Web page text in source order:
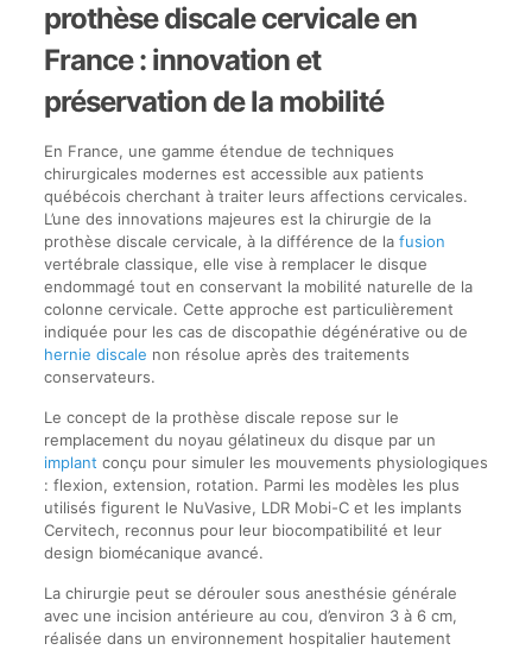
prothèse discale cervicale en
France : innovation et
préservation de la mobilité
En France, une gamme étendue de techniques
chirurgicales modernes est accessible aux patients
québécois cherchant à traiter leurs affections cervicales.
L’une des innovations majeures est la chirurgie de la
prothèse discale cervicale, à la différence de la fusion
vertébrale classique, elle vise à remplacer le disque
endommagé tout en conservant la mobilité naturelle de la
colonne cervicale. Cette approche est particulièrement
indiquée pour les cas de discopathie dégénérative ou de
hernie discale non résolue après des traitements
conservateurs.
Le concept de la prothèse discale repose sur le
remplacement du noyau gélatineux du disque par un
implant conçu pour simuler les mouvements physiologiques
: flexion, extension, rotation. Parmi les modèles les plus
utilisés figurent le NuVasive, LDR Mobi-C et les implants
Cervitech, reconnus pour leur biocompatibilité et leur
design biomécanique avancé.
La chirurgie peut se dérouler sous anesthésie générale
avec une incision antérieure au cou, d’environ 3 à 6 cm,
réalisée dans un environnement hospitalier hautement